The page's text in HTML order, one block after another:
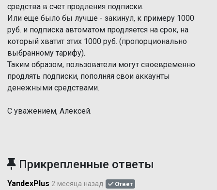
средства в счет продления подписки.
Или еще было бы лучше - закинул, к примеру 1000
руб. и подписка автоматом продляется на срок, на
который хватит этих 1000 руб. (пропорционально
выбранному тарифу).
Таким образом, пользователи могут своевременно
продлять подписки, пополняя свои аккаунты
денежными средствами.
С уважением, Алексей.
Прикрепленные ответы
YandexPlus 2 месяца назад Ответ